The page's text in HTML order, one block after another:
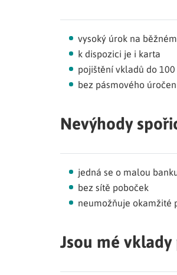
vysoký úrok na
k dispozici je i karta
pojištění vkladů do 100
bez pásmového
Nevýhody
jedná se o malou
bez sítě poboček
neumožňuje okamžité
Jsou mé